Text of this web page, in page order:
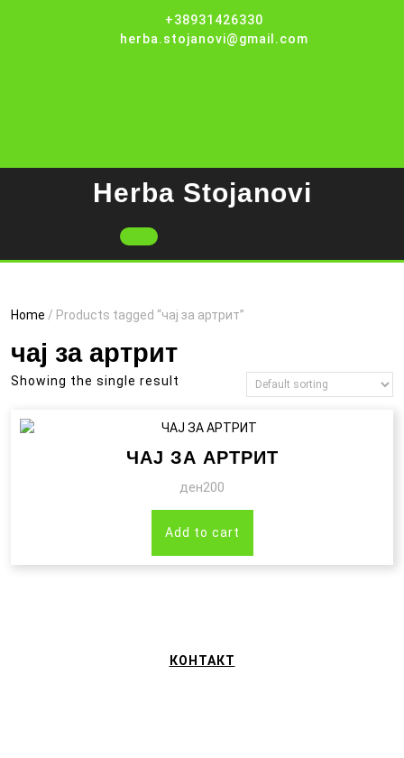
+38931426330
herba.stojanovi@gmail.com
Herba Stojanovi
Open
Home / Products tagged “чај за артрит”
чај за артрит
Showing the single result
ЧАЈ ЗА АРТРИТ
ден200
Add to cart
КОНТАКТ